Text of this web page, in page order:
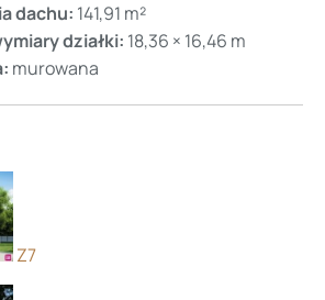
dachu: 141,91 m²
działki: 18,36 × 16,46 m
murowana
Z7